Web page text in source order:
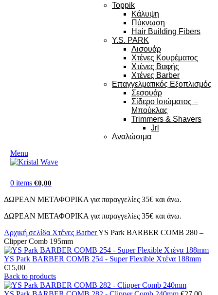
Toppik
Κάλυψη
Πύκνωση
Hair Building Fibers
Y.S. PARK
Λισουάρ
Χτένες Κουρέματος
Χτένες Βαφής
Χτένες Barber
Επαγγελματικός Εξοπλισμός
Σεσουάρ
Σίδερο Ισιώματος –
Μπούκλας
Trimmers & Shavers
Jrl
Αναλώσιμα
Menu
0 items €0,00
ΔΩΡΕΑΝ ΜΕΤΑΦΟΡΙΚΑ για παραγγελίες 35€ και άνω.
ΔΩΡΕΑΝ ΜΕΤΑΦΟΡΙΚΑ για παραγγελίες 35€ και άνω.
Αρχική σελίδα Χτένες BarberYS Park BARBER COMB 280 –
Clipper Comb 195mm
YS Park BARBER COMB 254 - Super Flexible Χτένα 188mm
€15,00
Back to products